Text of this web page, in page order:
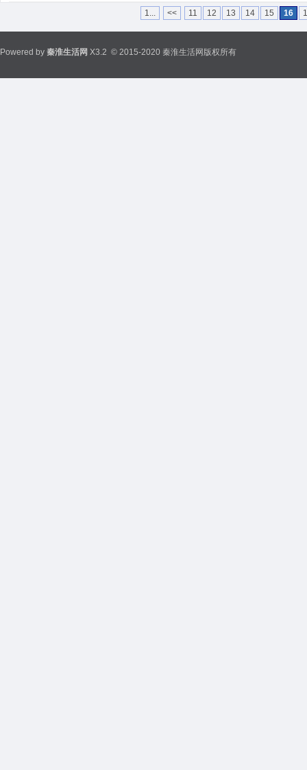
对百度搜索引擎的优
1... << 11 12 13 14 15 16
Powered by 秦淮生活网 X3.2 © 2015-2020 秦淮生活网版权所有